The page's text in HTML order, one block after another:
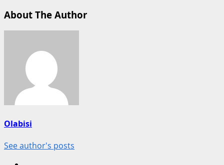
About The Author
Olabisi
See author's posts